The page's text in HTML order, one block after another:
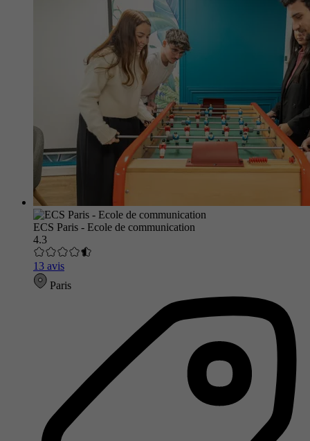
ECS Paris - Ecole de communication
4.3
13 avis
Paris